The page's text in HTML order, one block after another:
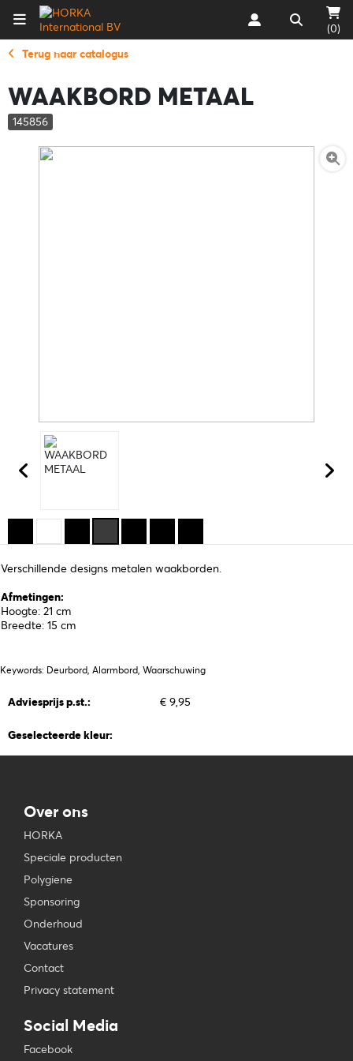
(0)
Terug naar catalogus
WAAKBORD METAAL
145856
Verschillende designs metalen waakborden.
Afmetingen:
Hoogte: 21 cm
Breedte: 15 cm
Keywords: Deurbord, Alarmbord, Waarschuwing
Adviesprijs p.st.: € 9,95
Geselecteerde kleur:
Over ons
HORKA
Speciale producten
Polygiene
Sponsoring
Onderhoud
Vacatures
Contact
Privacy statement
Social Media
Facebook